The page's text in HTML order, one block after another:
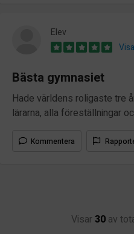
Elev
Bästa gymnasiet
Hade världens roligaste tre
lärarna, alla föreställningar
Kommentera
Visar30av